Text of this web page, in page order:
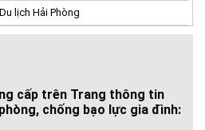
lịch Hải Phòng
cấp trên Trang thông tin
chống bạo lực gia đình: